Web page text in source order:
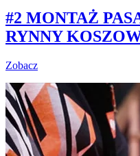
#2 MONTAŻ
RYNNY
Zobacz